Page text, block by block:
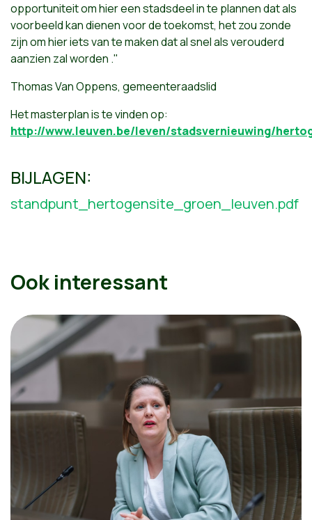
opportuniteit om hier een stadsdeel in te plannen dat als
voorbeeld kan dienen voor de toekomst, het zou zonde
zijn om hier iets van te maken dat al snel als verouderd
aanzien zal worden ."
Thomas Van Oppens, gemeenteraadslid
Het masterplan is te vinden op:
http://www.leuven.be/leven/stadsvernieuwing/
BIJLAGEN:
standpunt_hertogensite_groen_leuven.pdf
Ook interessant